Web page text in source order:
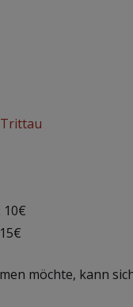
möchte, kann